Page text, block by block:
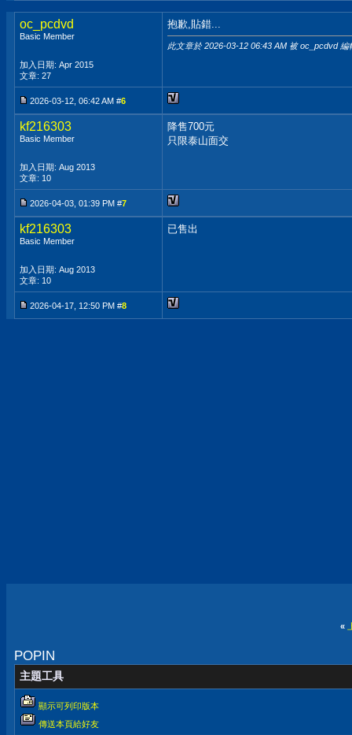
oc_pcdvd
Basic Member
加入日期: Apr 2015
文章: 27
抱歉,貼錯...
此文章於 2026-03-12 06:43 AM 被 oc_pcdvd 編
2026-03-12, 06:42 AM #6
kf216303
Basic Member
加入日期: Aug 2013
文章: 10
降售700元
只限泰山面交
2026-04-03, 01:39 PM #7
kf216303
Basic Member
加入日期: Aug 2013
文章: 10
已售出
2026-04-17, 12:50 PM #8
«
POPIN
主題工具
顯示可列印版本
傳送本頁給好友